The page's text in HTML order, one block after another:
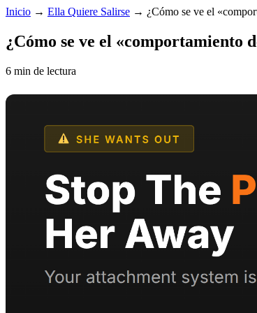
Inicio → Ella Quiere Salirse → ¿Cómo se ve el
¿Cómo se ve el «comportamiento
6 min de lectura